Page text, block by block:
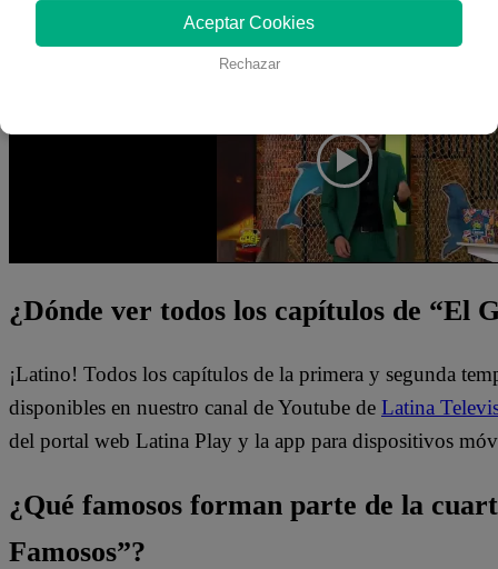
Famosos”. Tilsa Lozano, Gino Pesaressi, Renato
en la cocina para definir quiénes pasaran a la Noche de
¿Dónde ver todos los capítulos de “El
¡Latino! Todos los capítulos de la primera y segunda
disponibles en nuestro canal de Youtube de Latina
del portal web Latina Play y la app para dispositivos
¿Qué famosos forman parte de la
Famosos”?
Aceptar Cookies
Rechazar